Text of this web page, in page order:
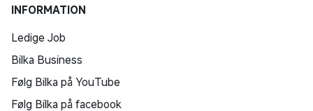
INFORMATION
Ledige Job
Bilka Business
Følg Bilka på YouTube
Følg Bilka på facebook